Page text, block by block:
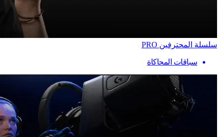
سلسلة المحترفين PRO
سباقات المحاكاة